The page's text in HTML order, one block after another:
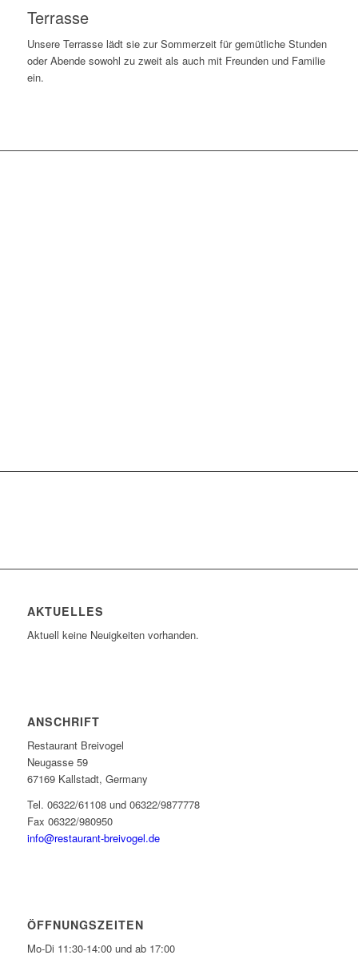
Terrasse
Unsere Terrasse lädt sie zur Sommerzeit für gemütliche Stunden
oder Abende sowohl zu zweit als auch mit Freunden und Familie
ein.
AKTUELLES
Aktuell keine Neuigkeiten vorhanden.
ANSCHRIFT
Restaurant Breivogel
Neugasse 59
67169 Kallstadt, Germany
Tel. 06322/61108 und 06322/9877778
Fax 06322/980950
info@restaurant-breivogel.de
ÖFFNUNGSZEITEN
Mo-Di 11:30-14:00 und ab 17:00